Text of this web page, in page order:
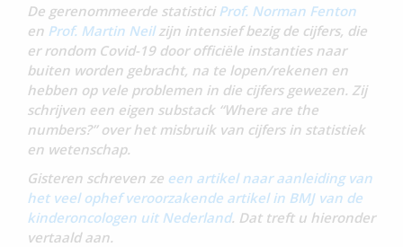
De gerenommeerde statisticiProf. Norman Fenton
en Prof. Martin Neilzijn intensief bezig de cijfers, die
er rondom Covid-19 door officiële instanties naar
buiten worden gebracht, na te lopen/rekenen en
hebben op vele problemen in die cijfers gewezen. Zij
schrijven een eigen substack “Where are the
numbers?” over het misbruik van cijfers in statistiek
en wetenschap.
Gisteren schreven ze een artikel naar aanleiding van
het veel ophef veroorzakende artikel in BMJ van de
kinderoncologen uit Nederland. Dat treft u hieronder
vertaald aan.